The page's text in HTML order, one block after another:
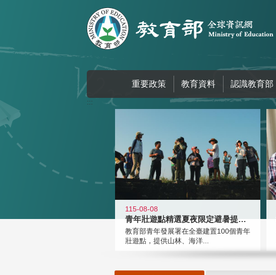
重要政策 教育資料 認識教育部
:::
115-08-08
青年壯遊點精選夏夜限定避暑提案 漫
教育部青年發展署在全臺建置100個青年
壯遊點，提供山林、海洋...